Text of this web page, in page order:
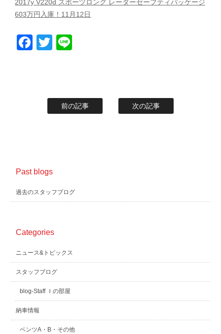
2017y V220d スポーツロング レーダーセーフティパッケージ
603万円入庫！11月12日
Facebook
Twitter
前の記事 次の記事
Past blogs
過去のスタッフブログ
Categories
ニュース&トピックス
スタッフブログ
blog-Staff Ｉの部屋
納車情報
ベンツA・B・その他